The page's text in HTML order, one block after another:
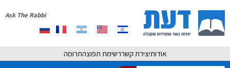
Ask The Rabbi
אודותיצירת קשררשימת תפוצהתרומה